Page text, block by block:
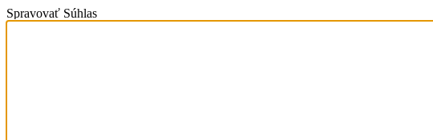
Spravovať Súhlas